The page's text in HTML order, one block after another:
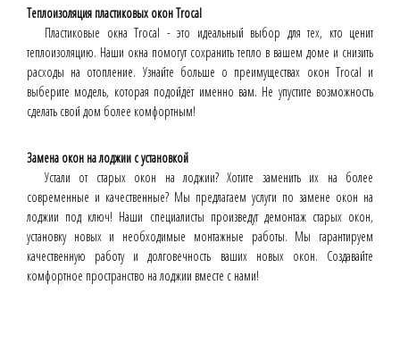
Теплоизоляция пластиковых окон Trocal
Пластиковые окна Trocal - это идеальный выбор для тех, кто ценит
теплоизоляцию. Наши окна помогут сохранить тепло в вашем доме и снизить
расходы на отопление. Узнайте больше о преимуществах окон Trocal и
выберите модель, которая подойдёт именно вам. Не упустите возможность
сделать свой дом более комфортным!
Замена окон на лоджии с установкой
Устали от старых окон на лоджии? Хотите заменить их на более
современные и качественные? Мы предлагаем услуги по замене окон на
лоджии под ключ! Наши специалисты произведут демонтаж старых окон,
установку новых и необходимые монтажные работы. Мы гарантируем
качественную работу и долговечность ваших новых окон. Создавайте
комфортное пространство на лоджии вместе с нами!